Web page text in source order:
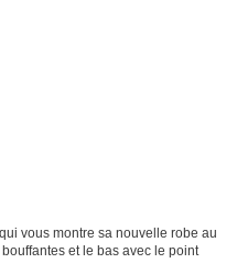
vous montre sa nouvelle robe au
et le bas avec le point